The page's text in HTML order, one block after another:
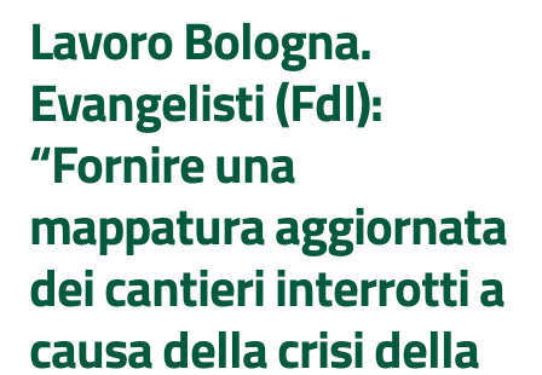
Attività
Per
media
Menu selezionato
Per
Salta al contenuto
Lavoro Bologna.
Evangelisti (FdI):
“Fornire una
mappatura aggiornata
dei cantieri interrotti a
causa della crisi della